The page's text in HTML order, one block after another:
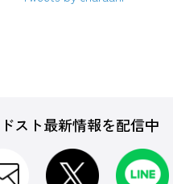
スト最新情報を配信中